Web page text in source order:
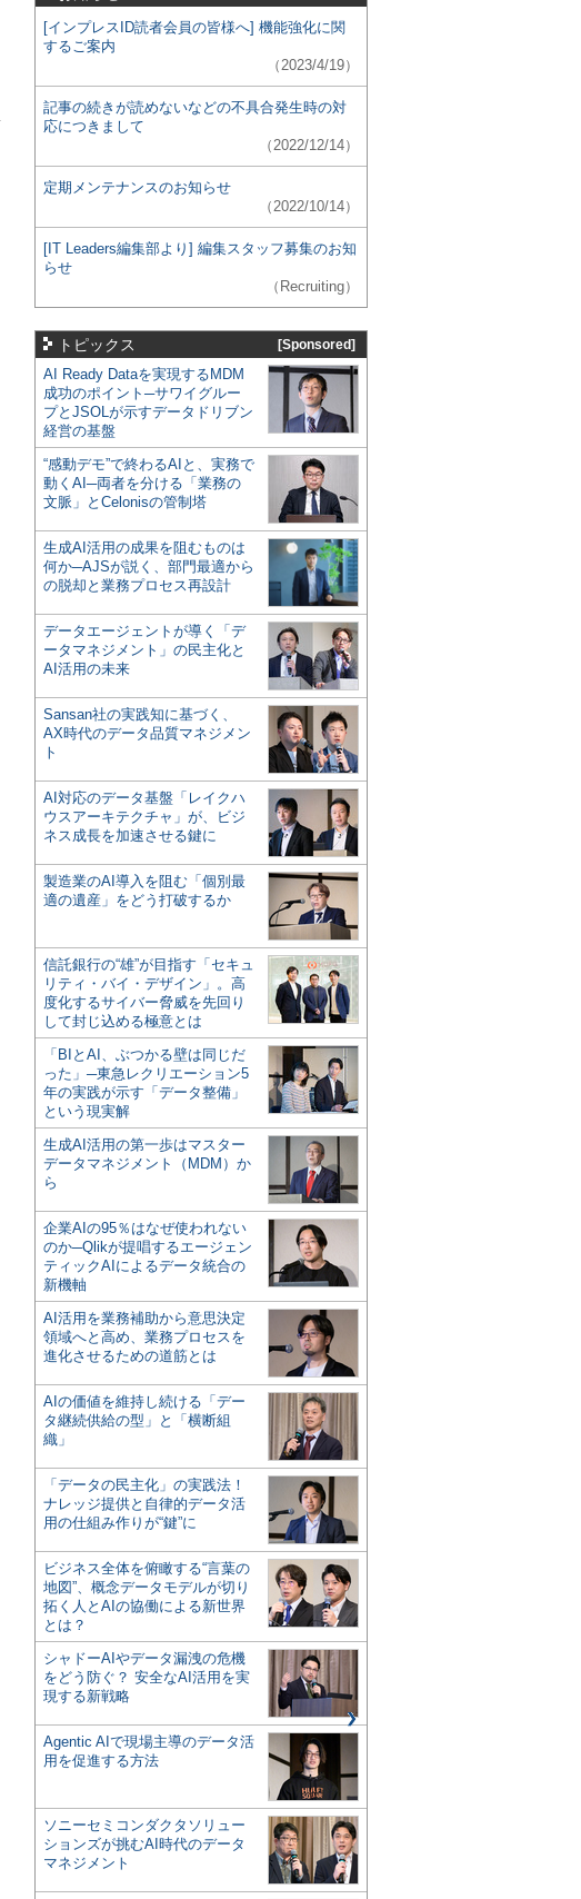
[インプレスID読者会員の皆様へ] 機能強化に関
するご案内
（2023/4/19）
記事の続きが読めないなどの不具合発生時の対
応につきまして
（2022/12/14）
定期メンテナンスのお知らせ
（2022/10/14）
[IT Leaders編集部より] 編集スタッフ募集のお知
らせ
（Recruiting）
トピックス [Sponsored]
AI Ready Dataを実現するMDM
成功のポイント─サワイグルー
プとJSOLが示すデータドリブン
経営の基盤
“感動デモ”で終わるAIと、実務で
動くAI─両者を分ける「業務の
文脈」とCelonisの管制塔
生成AI活用の成果を阻むものは
何か─AJSが説く、部門最適から
の脱却と業務プロセス再設計
データエージェントが導く「デ
ータマネジメント」の民主化と
AI活用の未来
Sansan社の実践知に基づく、
AX時代のデータ品質マネジメン
ト
AI対応のデータ基盤「レイクハ
ウスアーキテクチャ」が、ビジ
ネス成長を加速させる鍵に
製造業のAI導入を阻む「個別最
適の遺産」をどう打破するか
信託銀行の“雄”が目指す「セキュ
リティ・バイ・デザイン」。高
度化するサイバー脅威を先回り
して封じ込める極意とは
「BIとAI、ぶつかる壁は同じだ
った」─東急レクリエーション5
年の実践が示す「データ整備」
という現実解
生成AI活用の第一歩はマスター
データマネジメント（MDM）か
ら
企業AIの95％はなぜ使われない
のか─Qlikが提唱するエージェン
ティックAIによるデータ統合の
新機軸
AI活用を業務補助から意思決定
領域へと高め、業務プロセスを
進化させるための道筋とは
AIの価値を維持し続ける「デー
タ継続供給の型」と「横断組
織」
「データの民主化」の実践法！
ナレッジ提供と自律的データ活
用の仕組み作りが“鍵”に
ビジネス全体を俯瞰する“言葉の
地図”、概念データモデルが切り
拓く人とAIの協働による新世界
とは？
シャドーAIやデータ漏洩の危機
をどう防ぐ？ 安全なAI活用を実
現する新戦略
Agentic AIで現場主導のデータ活
用を促進する方法
ソニーセミコンダクタソリュー
ションズが挑むAI時代のデータ
マネジメント